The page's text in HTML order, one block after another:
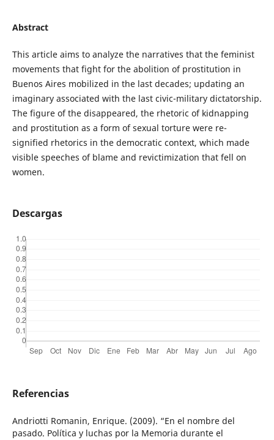
Abstract
This article aims to analyze the narratives that the feminist
movements that fight for the abolition of prostitution in
Buenos Aires mobilized in the last decades; updating an
imaginary associated with the last civic-military dictatorship.
The figure of the disappeared, the rhetoric of kidnapping
and prostitution as a form of sexual torture were re-
signified rhetorics in the democratic context, which made
visible speeches of blame and revictimization that fell on
women.
Descargas
Referencias
Andriotti Romanin, Enrique. (2009). “En el nombre del
pasado. Política y luchas por la Memoria durante el